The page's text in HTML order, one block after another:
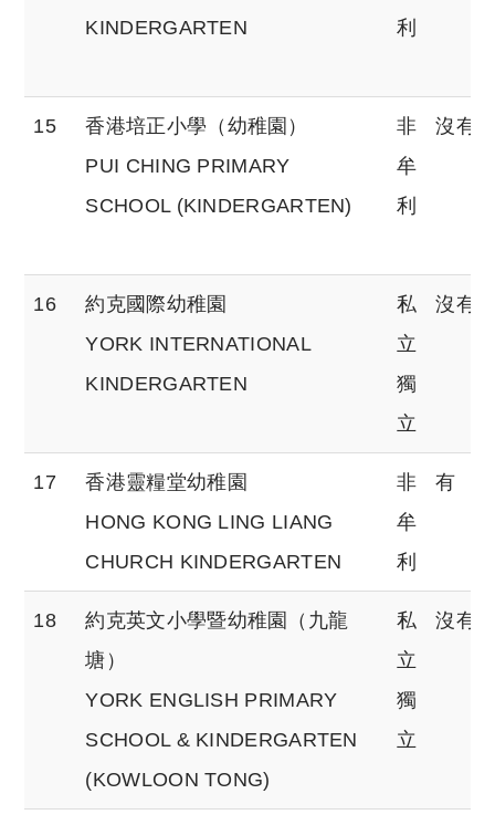
KINDERGARTEN
利
15
香港培正小學（幼稚園）
PUI CHING PRIMARY
SCHOOL (KINDERGARTEN)
非
牟
利
沒有
16
約克國際幼稚園
YORK INTERNATIONAL
KINDERGARTEN
私
立
獨
立
沒有
17
香港靈糧堂幼稚園
HONG KONG LING LIANG
CHURCH KINDERGARTEN
非
牟
利
有
18
約克英文小學暨幼稚園（九龍
塘）
YORK ENGLISH PRIMARY
SCHOOL & KINDERGARTEN
(KOWLOON TONG)
私
立
獨
立
沒有